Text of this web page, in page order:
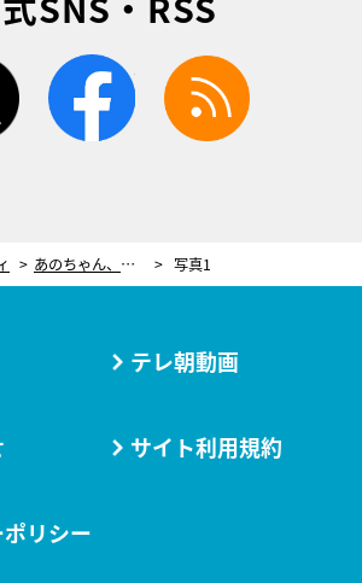
twitter facebook
あのちゃん、アンチのコメントがテレビを続けるきっかけ「舐めんなよって思った」 写真1
テレ朝動画
サイト利用規約
リシー